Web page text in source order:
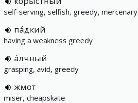
self-serving, selfish, greedy, mercenary
па́дкий
having a weakness greedy
а́лчный
grasping, avid, greedy
жмот
miser, cheapskate